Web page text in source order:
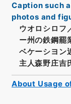
Caption such
photos and
ウオロシロフ
ー州の鉄鋼
ベケーシヨン
主人森野庄吉
About Usage